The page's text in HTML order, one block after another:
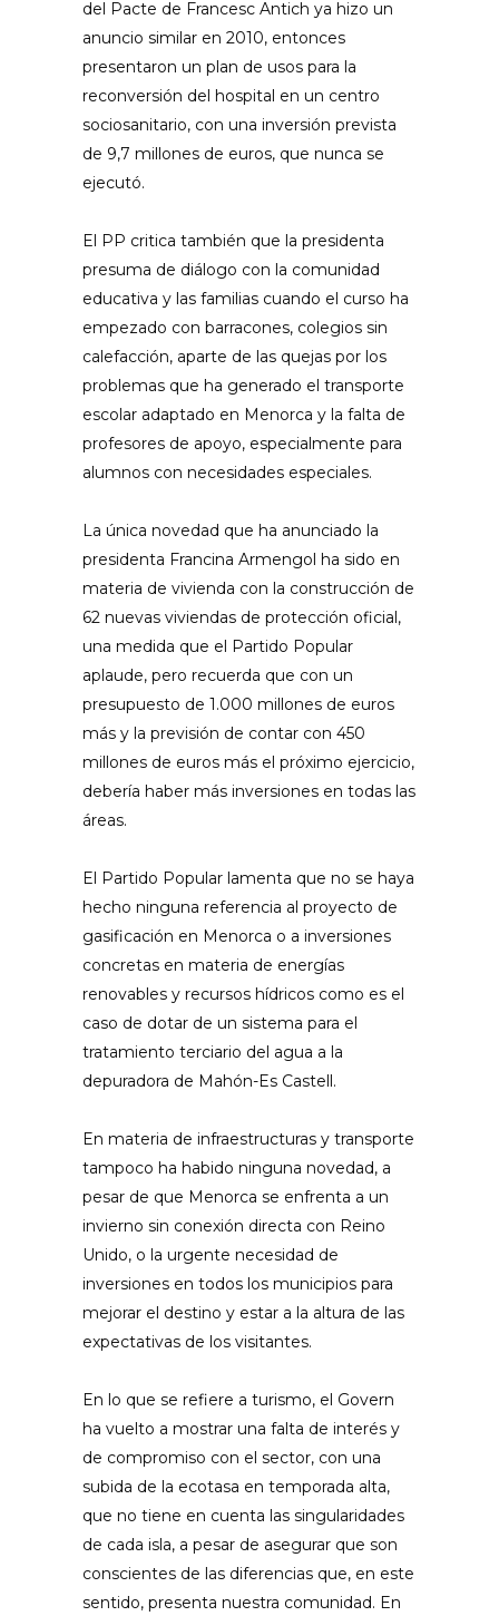
del Pacte de Francesc Antich ya hizo un
anuncio similar en 2010, entonces
presentaron un plan de usos para la
reconversión del hospital en un centro
sociosanitario, con una inversión prevista
de 9,7 millones de euros, que nunca se
ejecutó.
El PP critica también que la presidenta
presuma de diálogo con la comunidad
educativa y las familias cuando el curso ha
empezado con barracones, colegios sin
calefacción, aparte de las quejas por los
problemas que ha generado el transporte
escolar adaptado en Menorca y la falta de
profesores de apoyo, especialmente para
alumnos con necesidades especiales.
La única novedad que ha anunciado la
presidenta Francina Armengol ha sido en
materia de vivienda con la construcción de
62 nuevas viviendas de protección oficial,
una medida que el Partido Popular
aplaude, pero recuerda que con un
presupuesto de 1.000 millones de euros
más y la previsión de contar con 450
millones de euros más el próximo ejercicio,
debería haber más inversiones en todas las
áreas.
El Partido Popular lamenta que no se haya
hecho ninguna referencia al proyecto de
gasificación en Menorca o a inversiones
concretas en materia de energías
renovables y recursos hídricos como es el
caso de dotar de un sistema para el
tratamiento terciario del agua a la
depuradora de Mahón-Es Castell.
En materia de infraestructuras y transporte
tampoco ha habido ninguna novedad, a
pesar de que Menorca se enfrenta a un
invierno sin conexión directa con Reino
Unido, o la urgente necesidad de
inversiones en todos los municipios para
mejorar el destino y estar a la altura de las
expectativas de los visitantes.
En lo que se refiere a turismo, el Govern
ha vuelto a mostrar una falta de interés y
de compromiso con el sector, con una
subida de la ecotasa en temporada alta,
que no tiene en cuenta las singularidades
de cada isla, a pesar de asegurar que son
conscientes de las diferencias que, en este
sentido, presenta nuestra comunidad. En